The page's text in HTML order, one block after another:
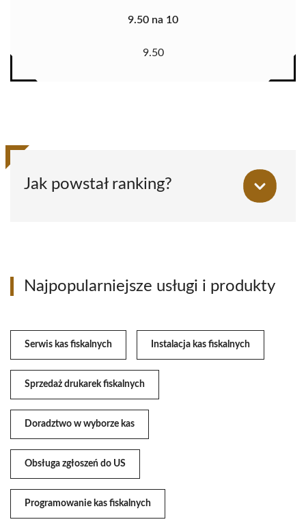
9.50 na 10
9.50
Jak powstał ranking?
Najpopularniejsze usługi i produkty
Serwis kas fiskalnych Instalacja kas fiskalnych
Sprzedaż drukarek fiskalnych
Doradztwo w wyborze kas
Obsługa zgłoszeń do US
Programowanie kas fiskalnych